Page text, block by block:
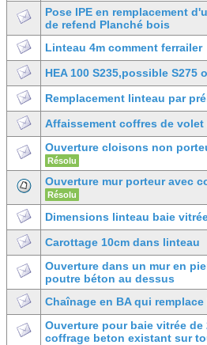
Pose IPE en remplacement
de refend Planché bois
Linteau 4m comment ferrailer
HEA 100 S235,possible S275
Remplacement linteau par
Affaissement coffres de
Ouverture cloisons non
Résolu
Ouverture mur porteur avec
Résolu
Dimensions linteau baie
Carottage 10cm dans linteau
Ouverture dans un mur en
poutre béton au dessus
Chaînage en BA qui
Ouverture pour baie vitrée de
coffrage beton existant sur